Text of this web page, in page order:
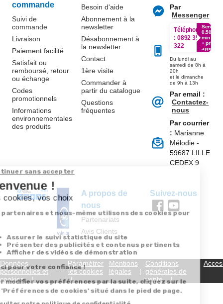
commande
Suivi de
commande
Livraison
Paiement facilité
Satisfait ou
remboursé, retour
ou échange
Codes
promotionnels
Informations
environnementales
des produits
Besoin d'aide
Abonnement à la
newsletter
Désabonnement à
la newsletter
Contact
1ère visite
Commander à
partir du catalogue
Questions
fréquentes
A propos de
nous
Partenariats
Avis Clients
Par
Messenger
Téléphone
: 0892 350
322
Service
0.50€ /
min
+ prix
appel
Du lundi au
samedi de 8h à
20h
et le dimanche
de 9h à 13h
Par email :
Contactez-
nous
Par courrier
: Marianne
Mélodie -
59687 LILLE
CEDEX 9
Suivez-nous
Données
personnelles et
cookies
Paramétrer
les cookies
Mentions
légales
Conditions
générales de
vente